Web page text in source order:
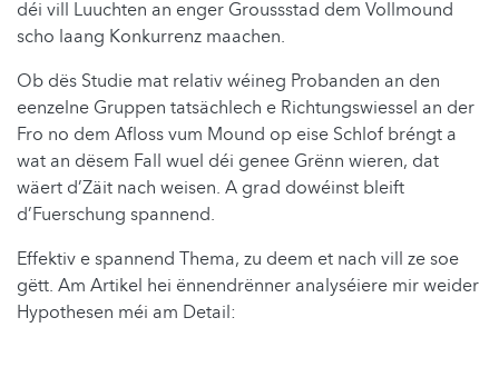
déi vill Luuchten an enger Groussstad dem Vollmound
scho laang Konkurrenz maachen.
Ob dës Studie mat relativ wéineg Probanden an den
eenzelne Gruppen tatsächlech e Richtungswiessel an der
Fro no dem Afloss vum Mound op eise Schlof bréngt a
wat an dësem Fall wuel déi genee Grënn wieren, dat
wäert d’Zäit nach weisen. A grad dowéinst bleift
d’Fuerschung spannend.
Effektiv e spannend Thema, zu deem et nach vill ze soe
gëtt. Am Artikel hei ënnendrënner analyséiere mir weider
Hypothesen méi am Detail: